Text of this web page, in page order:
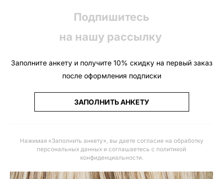
Подпишитесь
на нашу рассылку
Заполните анкету и получите 10% скидку на первый заказ
после оформления подписки
ЗАПОЛНИТЬ АНКЕТУ
Нажимая «Заполнить анкету», вы даете согласие на обработку
персональных данных и соглашаетесь с политикой
конфиденциальности.